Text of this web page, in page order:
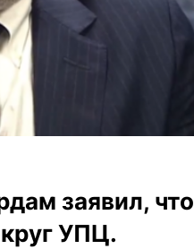
заявил, что
УПЦ.